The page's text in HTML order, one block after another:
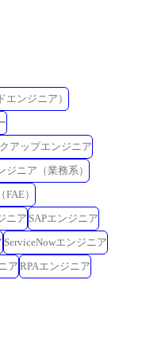
ンジニア）
アップエンジニア
ジニア（業務系）
）
ニア SAPエンジニア
ServiceNowエンジニア
ア RPAエンジニア